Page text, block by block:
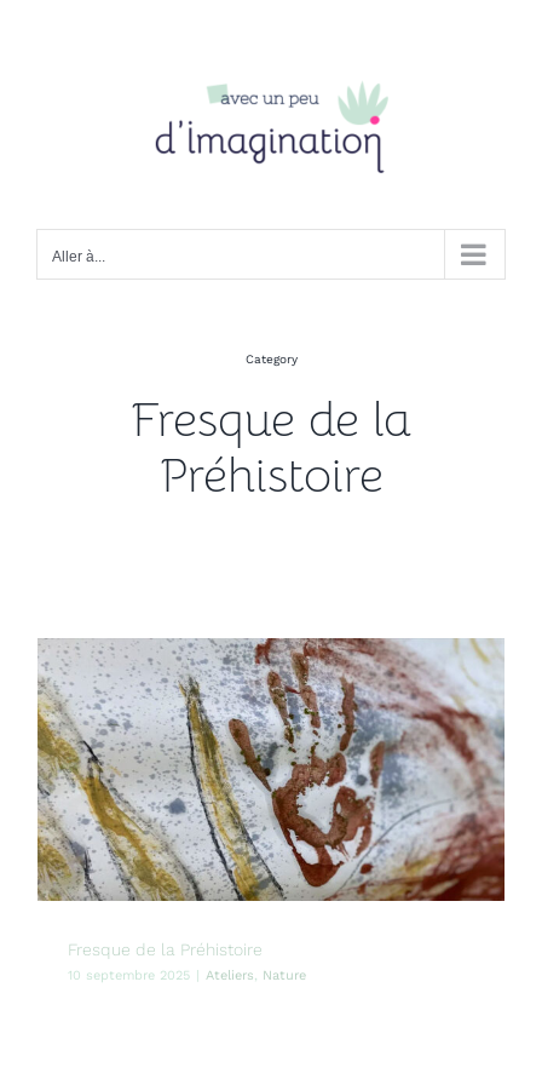
Aller à...
Category
Fresque de la
Préhistoire
Fresque de la Préhistoire
10 septembre 2025 | Ateliers, Nature